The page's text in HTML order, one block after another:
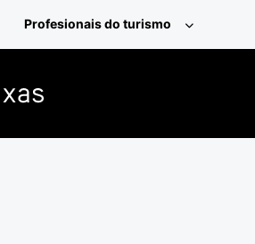
Profesionais do turismo